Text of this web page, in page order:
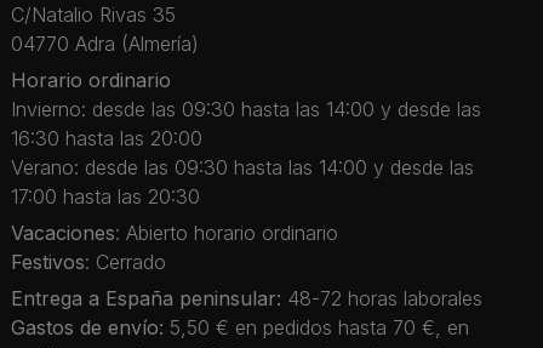
C/Natalio Rivas 35
04770 Adra (Almería)
Horario ordinario
Invierno: desde las 09:30 hasta las 14:00 y desde las
16:30 hasta las 20:00
Verano: desde las 09:30 hasta las 14:00 y desde las
17:00 hasta las 20:30
Vacaciones: Abierto horario ordinario
Festivos: Cerrado
Entrega a España peninsular: 48-72 horas laborales
Gastos de envío: 5,50 € en pedidos hasta 70 €, en